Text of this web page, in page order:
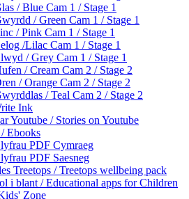
/ Blue Cam 1 / Stage 1
/ Green Cam 1 / Stage 1
/ Pink Cam 1 / Stage 1
/Lilac Cam 1 / Stage 1
/ Grey Cam 1 / Stage 1
/ Cream Cam 2 / Stage 2
/ Orange Cam 2 / Stage 2
/ Teal Cam 2 / Stage 2
Ink
Youtube / Stories on Youtube
Ebooks
PDF Cymraeg
PDF Saesneg
Treetops / Treetops wellbeing pack
i blant / Educational apps for Children
Zone